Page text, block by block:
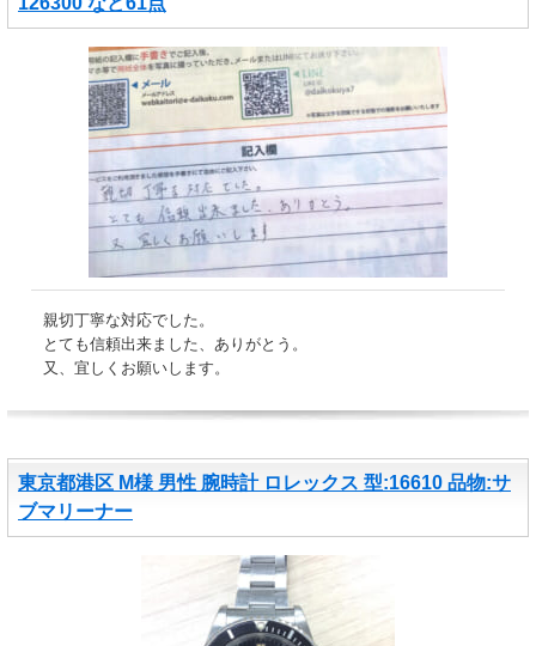
親切丁寧な対応でした。
とても信頼出来ました、ありがとう。
又、宜しくお願いします。
東京都港区 M様 男性 腕時計 ロレックス 型:16610 品物:サ
ブマリーナー